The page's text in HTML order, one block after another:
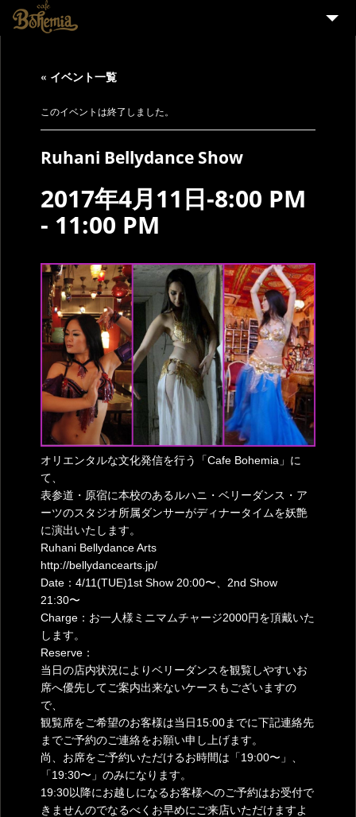
EVENT
ENGLISH
« イベント一覧
このイベントは終了しました。
Ruhani Bellydance Show
2017年4月11日-8:00 PM
- 11:00 PM
オリエンタルな文化発信を行う「Cafe Bohemia」に
て、
表参道・原宿に本校のあるルハニ・ベリーダンス・ア
ーツのスタジオ所属ダンサーがディナータイムを妖艶
に演出いたします。
Ruhani Bellydance Arts
http://bellydancearts.jp/
Date：4/11(TUE)1st Show 20:00〜、2nd Show
21:30〜
Charge：お一人様ミニマムチャージ2000円を頂戴いた
します。
Reserve：
当日の店内状況によりベリーダンスを観覧しやすいお
席へ優先してご案内出来ないケースもございますの
で、
観覧席をご希望のお客様は当日15:00までに下記連絡先
までご予約のご連絡をお願い申し上げます。
尚、お席をご予約いただけるお時間は「19:00〜」、
「19:30〜」のみになります。
19:30以降にお越しになるお客様へのご予約はお受付で
きませんのでなるべくお早めにご来店いただけますよ